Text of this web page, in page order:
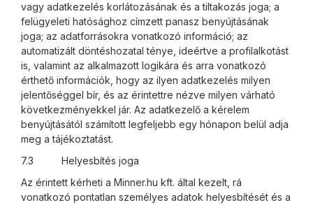
vagy adatkezelés korlátozásának és a tiltakozás joga; a
felügyeleti hatósághoz címzett panasz benyújtásának
joga; az adatforrásokra vonatkozó információ; az
automatizált döntéshozatal ténye, ideértve a profilalkotást
is, valamint az alkalmazott logikára és arra vonatkozó
érthető információk, hogy az ilyen adatkezelés milyen
jelentőséggel bír, és az érintettre nézve milyen várható
következményekkel jár. Az adatkezelő a kérelem
benyújtásától számított legfeljebb egy hónapon belül adja
meg a tájékoztatást.
7.3 Helyesbítés joga
Az érintett kérheti a Minner.hu kft. által kezelt, rá
vonatkozó pontatlan személyes adatok helyesbítését és a